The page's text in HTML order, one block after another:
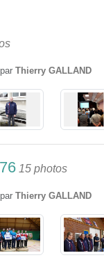
par Thierry GALLAND
15 photos
par Thierry GALLAND